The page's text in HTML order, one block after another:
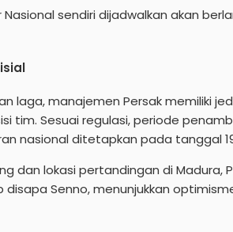
sendiri dijadwalkan akan
laga, manajemen Persak memiliki
tim. Sesuai regulasi, periode
nasional ditetapkan pada tanggal
dan lokasi pertandingan di Madura,
disapa Senno, menunjukkan